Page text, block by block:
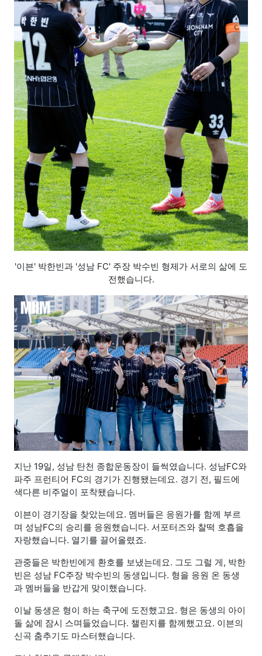
'이븐' 박한빈과 '성남 FC' 주장 박수빈 형제가 서로의 삶에 도
전했습니다.
지난 19일, 성남 탄천 종합운동장이 들썩였습니다. 성남FC와
파주 프런티어 FC의 경기가 진행됐는데요. 경기 전, 필드에
색다른 비주얼이 포착됐습니다.
이븐이 경기장을 찾았는데요. 멤버들은 응원가를 함께 부르
며 성남FC의 승리를 응원했습니다. 서포터즈와 찰떡 호흡을
자랑했습니다. 열기를 끌어올렸죠.
관중들은 박한빈에게 환호를 보냈는데요. 그도 그럴 게, 박한
빈은 성남 FC주장 박수빈의 동생입니다. 형을 응원 온 동생
과 멤버들을 반갑게 맞이했습니다.
이날 동생은 형이 하는 축구에 도전했고요. 형은 동생의 아이
돌 삶에 잠시 스며들었습니다. 챌린지를 함께했고요. 이븐의
신곡 춤추기도 마스터했습니다.